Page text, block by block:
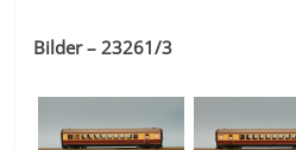
Bilder – 23261/3